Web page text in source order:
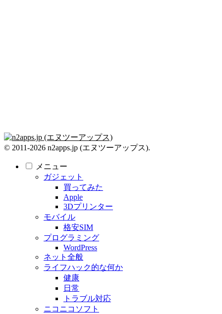
© 2011-2026 n2apps.jp (エヌツーアップス).
メニュー
ガジェット
買ってみた
Apple
3Dプリンター
モバイル
格安SIM
プログラミング
WordPress
ネット全般
ライフハック的な何か
健康
日常
トラブル対応
ニコニコソフト